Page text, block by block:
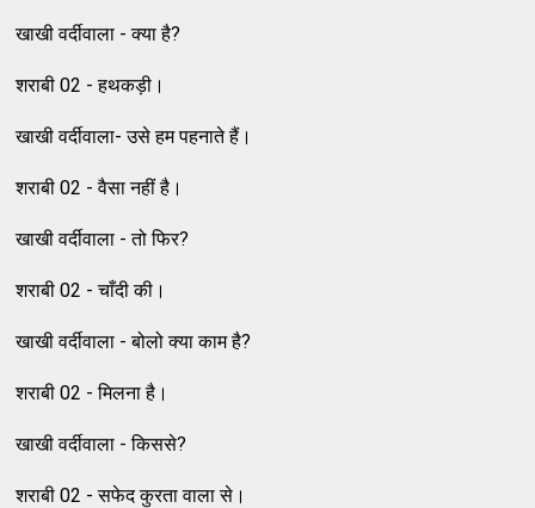
खाखी वर्दीवाला - क्या है?
शराबी 02 - हथकड़ी।
खाखी वर्दीवाला- उसे हम पहनाते हैं।
शराबी 02 - वैसा नहीं है।
खाखी वर्दीवाला - तो फिर?
शराबी 02 - चाँदी की।
खाखी वर्दीवाला - बोलो क्या काम है?
शराबी 02 - मिलना है।
खाखी वर्दीवाला - किससे?
शराबी 02 - सफेद कुरता वाला से।